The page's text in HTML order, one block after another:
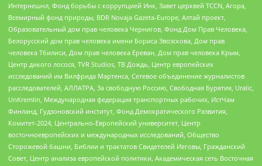
Интернешнл, Фонд борьбы с коррупцией Инк, Завет церквей TCCN, Агора,
Всемирный фонд природы, BDR Novaja Gazeta-Europe, Алтай проект,
Образовательный дом прав человека Чернигов, Фонд Дом Прав Человека,
Белорусский дом прав человека имени Бориса Звозскова, Дом прав
человека Тбилиси, Дом прав человека Ереван, Дом прав человека Крым,
Центр дикого лосося, TVR Studios, ТВ Дождь, Центр европейских
исследований им Вилфрида Мартенса, Сетевое объединение журналистов
расследователей, АЛЛАТРА, За свободную Россию, Свободная Бурятия, Uralic,
UnKremlin, Международная федерация транспортных рабочих, ИстЧам
Финланд, Гудзоновский институт, Фонд Демократического Развития,
Комитет-2024, Центрально-Европейский университет, Центр
восточноевропейских и международных исследований, Общество
Сторожевой башни, Библии и трактатов Свидетелей Иеговы, Гражданский
Совет, Центр анализа европейской политики, Академическая сеть Восточная